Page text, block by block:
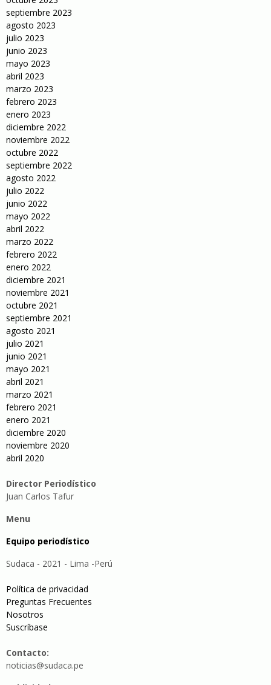
septiembre 2023
agosto 2023
julio 2023
junio 2023
mayo 2023
abril 2023
marzo 2023
febrero 2023
enero 2023
diciembre 2022
noviembre 2022
octubre 2022
septiembre 2022
agosto 2022
julio 2022
junio 2022
mayo 2022
abril 2022
marzo 2022
febrero 2022
enero 2022
diciembre 2021
noviembre 2021
octubre 2021
septiembre 2021
agosto 2021
julio 2021
junio 2021
mayo 2021
abril 2021
marzo 2021
febrero 2021
enero 2021
diciembre 2020
noviembre 2020
abril 2020
Director Periodístico
Juan Carlos Tafur
Menu
Equipo periodístico
Sudaca - 2021 - Lima -Perú
Política de privacidad
Preguntas Frecuentes
Nosotros
Suscríbase
Contacto:
noticias@sudaca.pe